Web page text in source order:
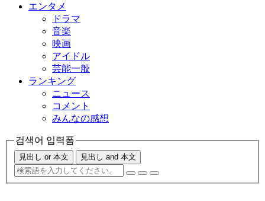
エンタメ
ドラマ
音楽
映画
アイドル
芸能一般
ランキング
ニュース
コメント
みんなの感想
검색어 입력폼
見出し or 本文 見出し and 本文